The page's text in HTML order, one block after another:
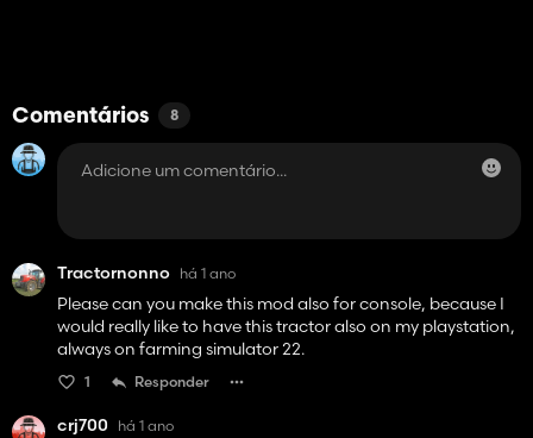
Comentários 8
Tractornonno há 1 ano
Please can you make this mod also for console, because I
would really like to have this tractor also on my playstation,
always on farming simulator 22.
1 Responder
crj700 há 1 ano